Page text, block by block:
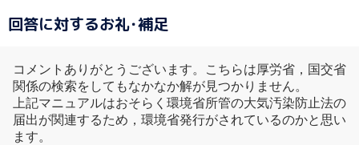
回答に対するお礼･補足
コメントありがとうございます。こちらは厚労省，国交省
関係の検索をしてもなかなか解が見つかりません。
上記マニュアルはおそらく環境省所管の大気汚染防止法の
届出が関連するため，環境省発行がされているのかと思い
ます。